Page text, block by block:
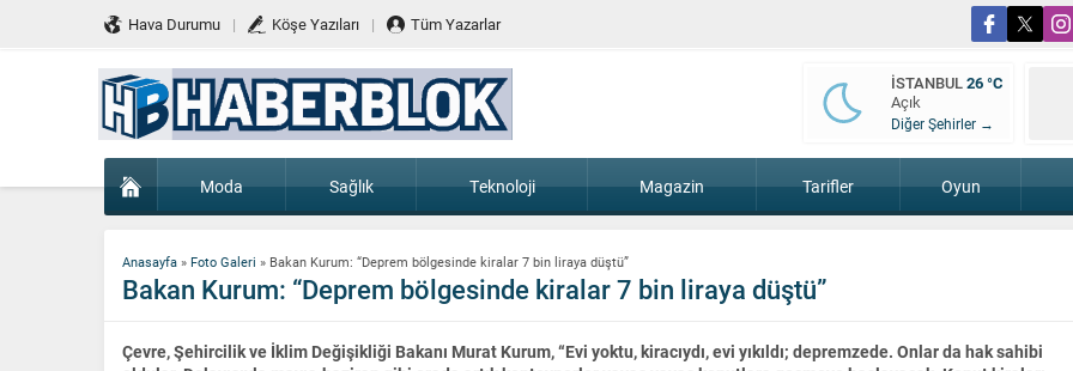
Hava Durumu Köşe Yazıları Tüm Yazarlar
İSTANBUL26 °C
Açık
Diğer Şehirler →
Moda Sağlık Teknoloji Magazin Tarifler Oyun
Anasayfa » Foto Galeri » Bakan Kurum: “Deprem bölgesinde kiralar 7 bin liraya düştü”
Bakan Kurum: “Deprem bölgesinde kiralar 7 bin liraya düştü”
Çevre, Şehircilik ve İklim Değişikliği Bakanı Murat Kurum, “Evi yoktu, kiracıydı, evi yıkıldı; depremzede. Onlar da hak sahibi